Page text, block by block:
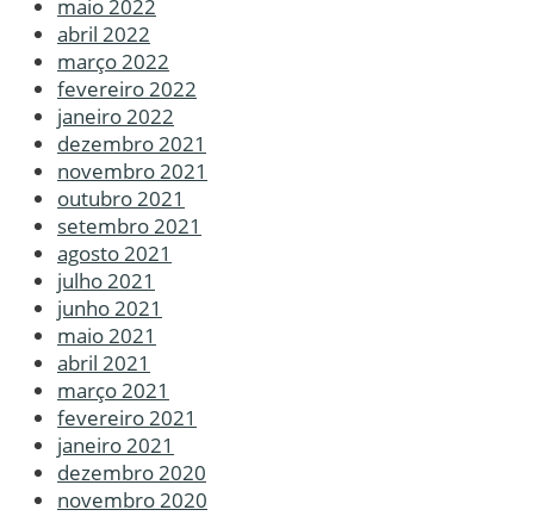
maio 2022
abril 2022
março 2022
fevereiro 2022
janeiro 2022
dezembro 2021
novembro 2021
outubro 2021
setembro 2021
agosto 2021
julho 2021
junho 2021
maio 2021
abril 2021
março 2021
fevereiro 2021
janeiro 2021
dezembro 2020
novembro 2020